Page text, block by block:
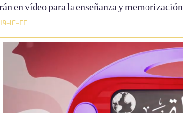
en vídeo para la enseñanza y memorización
12-22